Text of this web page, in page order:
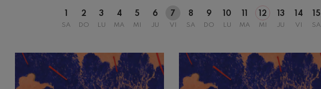
SA
2
DO
3
LU
4
MA
5
MI
6
JU
7
VI
8
SA
9
DO
10
LU MA
12
MI
13
JU
14
VI
15
SA